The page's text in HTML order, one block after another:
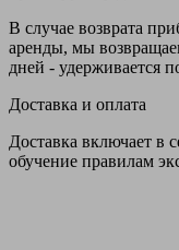
В случае возврата
аренды, мы
дней - удерживается
Доставка и оплата
Доставка включает в
обучение правилам